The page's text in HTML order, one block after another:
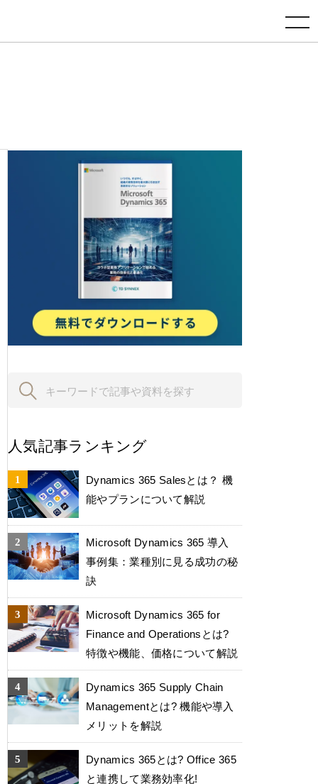
toggle navigation
人気記事ランキング
Dynamics 365 Salesとは？ 機
能やプランについて解説
Microsoft Dynamics 365 導入
事例集：業種別に見る成功の秘
訣
Microsoft Dynamics 365 for
Finance and Operationsとは?
特徴や機能、価格について解説
Dynamics 365 Supply Chain
Managementとは? 機能や導入
メリットを解説
Dynamics 365とは? Office 365
と連携して業務効率化!